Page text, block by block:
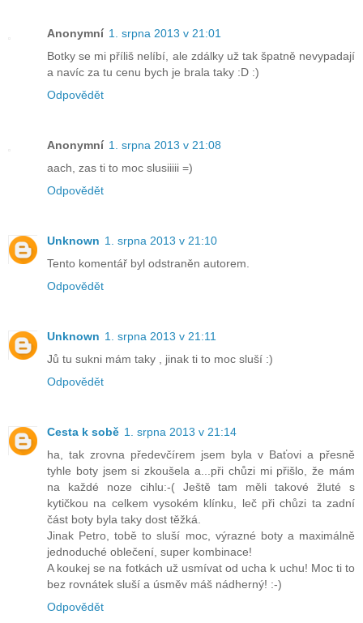
Anonymní 1. srpna 2013 v 21:01
Botky se mi příliš nelíbí, ale zdálky už tak špatně nevypadají
a navíc za tu cenu bych je brala taky :D :)
Odpovědět
Anonymní 1. srpna 2013 v 21:08
aach, zas ti to moc slusiiiii =)
Odpovědět
Unknown 1. srpna 2013 v 21:10
Tento komentář byl odstraněn autorem.
Odpovědět
Unknown 1. srpna 2013 v 21:11
Jů tu sukni mám taky , jinak ti to moc sluší :)
Odpovědět
Cesta k sobě 1. srpna 2013 v 21:14
ha, tak zrovna předevčírem jsem byla v Baťovi a přesně
tyhle boty jsem si zkoušela a...při chůzi mi přišlo, že mám
na každé noze cihlu:-( Ještě tam měli takové žluté s
kytičkou na celkem vysokém klínku, leč při chůzi ta zadní
část boty byla taky dost těžká.
Jinak Petro, tobě to sluší moc, výrazné boty a maximálně
jednoduché oblečení, super kombinace!
A koukej se na fotkách už usmívat od ucha k uchu! Moc ti to
bez rovnátek sluší a úsměv máš nádherný! :-)
Odpovědět